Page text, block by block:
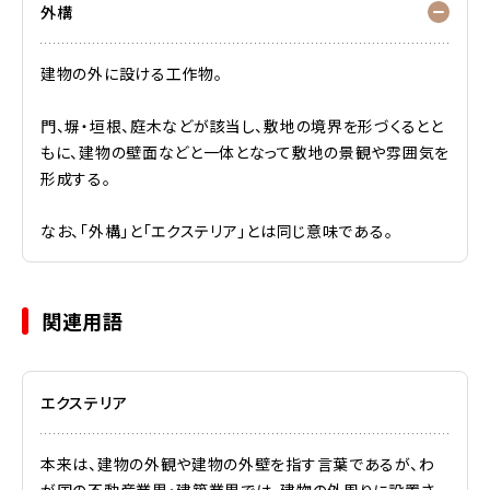
外構
建物の外に設ける工作物。
門、塀・垣根、庭木などが該当し、敷地の境界を形づくるとと
もに、建物の壁面などと一体となって敷地の景観や雰囲気を
形成する。
なお、「外構」と「エクステリア」とは同じ意味である。
関連用語
エクステリア
本来は、建物の外観や建物の外壁を指す言葉であるが、わ